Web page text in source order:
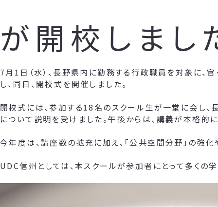
が開校しまし
7月1日（水）、長野県内に勤務する行政職員を対象に、
し、同日、開校式を開催しました。
開校式には、参加する18名のスクール生が一堂に会し
について説明を受けました。午後からは、講義が本格的
今年度は、講座数の拡充に加え、「公共空間分野」の強
UDC信州としては、本スクールが参加者にとって多くの